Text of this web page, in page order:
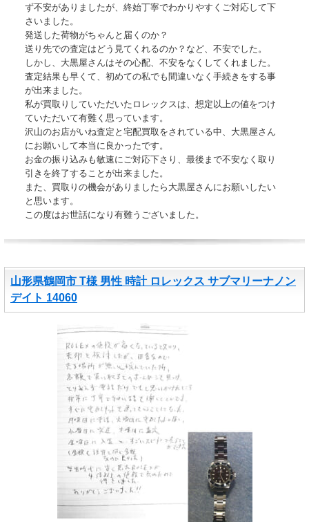
ず不安がありましたが、終始丁寧でわかりやすくご対応して下
さいました。
発送した荷物がちゃんと届くのか？
送り先での査定はどう見てくれるのか？など、不安でした。
しかし、大黒屋さんはその心配、不安をなくしてくれました。
査定結果も早くて、初めての私でも間違いなく手続きをする事
が出来ました。
私が買取りしていただいたロレックスは、想定以上の値をつけ
ていただいて有難く思っています。
沢山のお店がいね査定と宅配買取をされている中、大黒屋さん
にお願いして本当に良かったです。
お金の振り込みも敏速にご対応下さり、最後まで不安なく取り
引きを終了することが出来ました。
また、買取りの機会がありましたら大黒屋さんにお願いしたい
と思います。
この度はお世話になり有難うございました。
山形県鶴岡市 T様 男性 時計 ロレックス サブマリーナノン
デイト 14060